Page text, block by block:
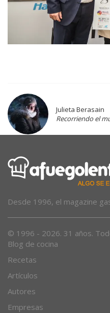
Julieta Berasain
Recorriendo el
Desde 1996, el magazine
© 1996 - 2026. 31 años.
Blog de cocina
Recetas
Artículos
Autores
Empresas